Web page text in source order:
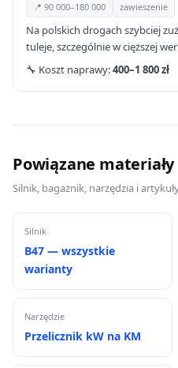
📍 90 000–180 000 zawieszenie
Na polskich drogach szybciej
tuleje, szczególnie w cięższej
🔧 Koszt naprawy:400–1 800 zł
Powiązane materiały
Silnik, bagażnik, narzędzia i
Silnik
B47 — wszystkie
warianty
Narzędzie
Przelicznik kW na KM